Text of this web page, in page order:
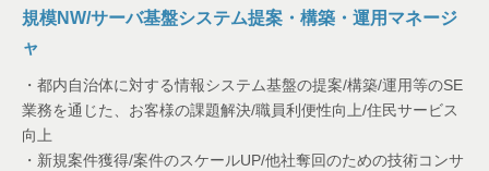
規模NW/サーバ基盤システム提案・構築・運用マネージ
ャ
・都内自治体に対する情報システム基盤の提案/構築/運用等のSE
業務を通じた、お客様の課題解決/職員利便性向上/住民サービス
向上
・新規案件獲得/案件のスケールUP/他社奪回のための技術コンサ